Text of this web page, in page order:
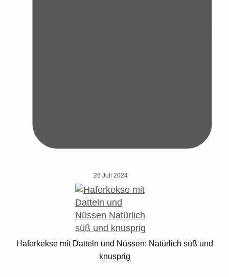
26 Juli 2024
Haferkekse mit Datteln und Nüssen: Natürlich süß und
knusprig